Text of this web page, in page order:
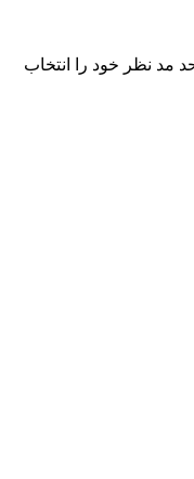
مد نظر خود را انتخاب